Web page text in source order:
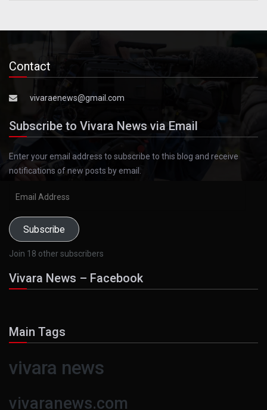
Contact
vivaraenews@gmail.com
Subscribe to Vivara News via Email
Enter your email address to subscribe to this blog and receive
notifications of new posts by email.
Subscribe
Join 18 other subscribers
Vivara News – Facebook
Main Tags
vivara news
vivaranews.com